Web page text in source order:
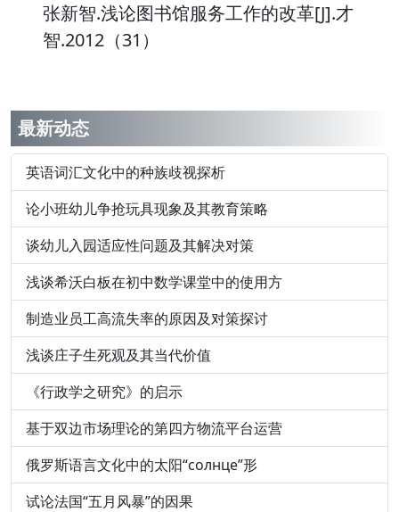
张新智.浅论图书馆服务工作的改革[J].才
智.2012（31）
最新动态
英语词汇文化中的种族歧视探析
论小班幼儿争抢玩具现象及其教育策略
谈幼儿入园适应性问题及其解决对策
浅谈希沃白板在初中数学课堂中的使用方
制造业员工高流失率的原因及对策探讨
浅谈庄子生死观及其当代价值
《行政学之研究》的启示
基于双边市场理论的第四方物流平台运营
俄罗斯语言文化中的太阳“солнце”形
试论法国“五月风暴”的因果